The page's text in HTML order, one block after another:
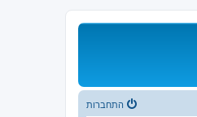
התחברות